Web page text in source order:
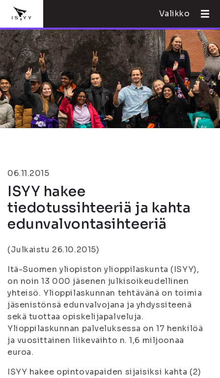
Valikko
06.11.2015
ISYY hakee
tiedotussihteeriä ja kahta
edunvalvontasihteeriä
(Julkaistu 26.10.2015)
Itä-Suomen yliopiston ylioppilaskunta (ISYY),
on noin 13 000 jäsenen julkisoikeudellinen
yhteisö. Ylioppilaskunnan tehtävänä on toimia
jäsenistönsä edunvalvojana ja yhdyssiteenä
sekä tuottaa opiskelijapalveluja.
Ylioppilaskunnan palveluksessa on 17 henkilöä
ja vuosittainen liikevaihto n. 1,6 miljoonaa
euroa.
ISYY hakee opintovapaiden sijaisiksi kahta (2)